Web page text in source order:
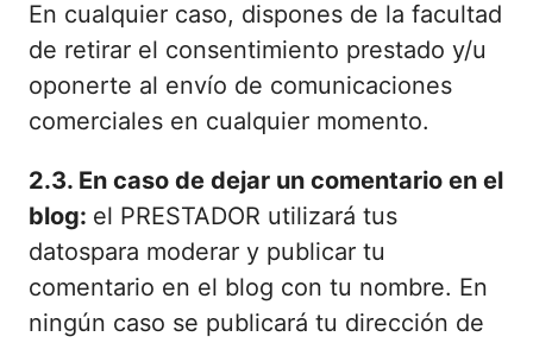
En cualquier caso, dispones de la facultad
de retirar el consentimiento prestado y/u
oponerte al envío de comunicaciones
comerciales en cualquier momento.
2.3. En caso de dejar un comentario en el
blog: el PRESTADOR utilizará tus
datospara moderar y publicar tu
comentario en el blog con tu nombre. En
ningún caso se publicará tu dirección de